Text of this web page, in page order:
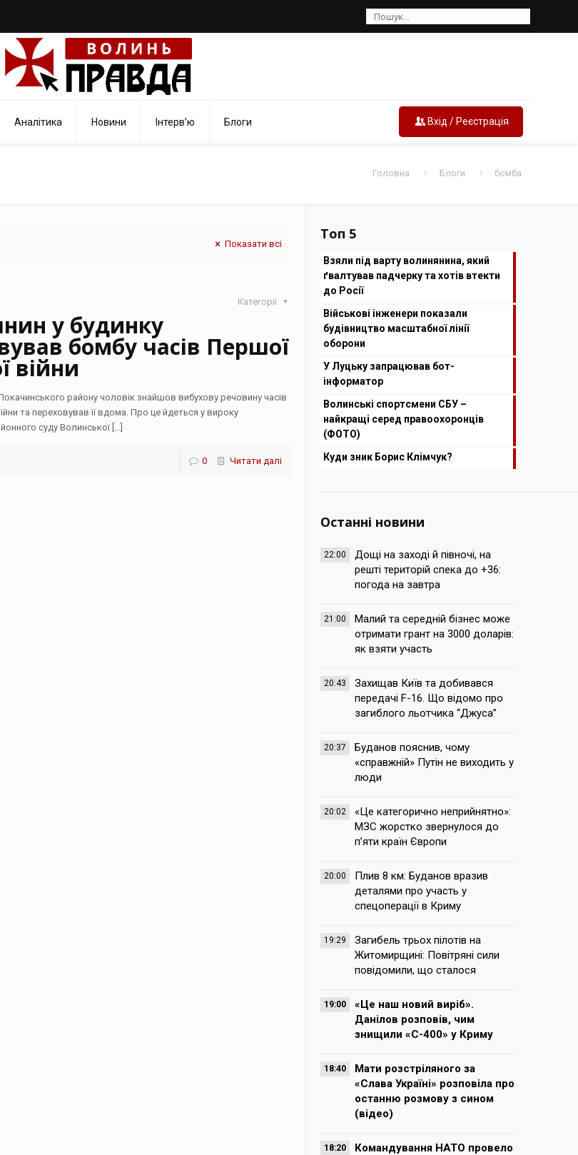
Аналітика Новини Інтерв’ю Блоги Вхід / Реєстрація
Головна Блоги бомба
Показати всі
Категорії
у будинку
бомбу часів Першої
війни
району чоловік знайшов вибухову речовину часів
та переховував її вдома. Про це йдеться у вироку
суду Волинської[…]
0 Читати далі
Топ 5
Взяли під варту волинянина, який
ґвалтував падчерку та хотів втекти
до Росії
Військові інженери показали
будівництво масштабної лінії
оборони
У Луцьку запрацював бот-
інформатор
Волинські спортсмени СБУ –
найкращі серед правоохоронців
(ФОТО)
Куди зник Борис Клімчук?
Останні новини
22:00
Дощі на заході й півночі, на
решті територій спека до +36:
погода на завтра
21:00
Малий та середній бізнес може
отримати грант на 3000 доларів:
як взяти участь
20:43
Захищав Київ та добивався
передачі F-16. Що відомо про
загиблого льотчика “Джуса”
20:37
Буданов пояснив, чому
«справжній» Путін не виходить у
люди
20:02
«Це категорично неприйнятно»:
МЗС жорстко звернулося до
п’яти країн Європи
20:00
Плив 8 км: Буданов вразив
деталями про участь у
спецоперації в Криму
19:29
Загибель трьох пілотів на
Житомирщині: Повітряні сили
повідомили, що сталося
19:00
«Це наш новий виріб».
Данілов розповів, чим
знищили «С-400» у Криму
18:40
Мати розстріляного за
«Слава Україні» розповіла про
останню розмову з сином
(відео)
18:20
Командування НАТО провело